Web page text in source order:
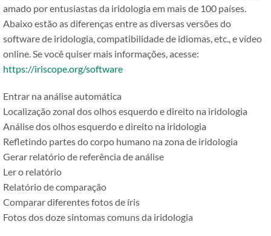
amado por entusiastas da iridologia em mais de 100 países.
Abaixo estão as diferenças entre as diversas versões do
software de iridologia, compatibilidade de idiomas, etc., e vídeo
online. Se você quiser mais informações, acesse:
https://iriscope.org/software
Entrar na análise automática
Localização zonal dos olhos esquerdo e direito na iridologia
Análise dos olhos esquerdo e direito na iridologia
Refletindo partes do corpo humano na zona de iridologia
Gerar relatório de referência de análise
Ler o relatório
Relatório de comparação
Comparar diferentes fotos de íris
Fotos dos doze sintomas comuns da iridologia